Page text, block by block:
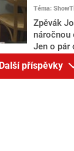
Téma:
Zpěvák
náročnou
Jen o pár
Orchestru
který
Další příspěvky